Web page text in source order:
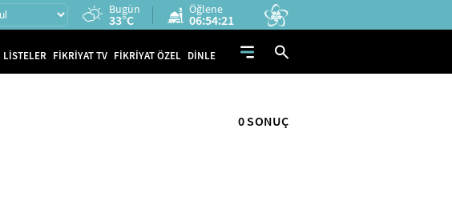
Bugün
33°C
Öğlene
06:54:21
LİSTELER FİKRİYAT TV FİKRİYAT ÖZEL DİNLE
0 SONUÇ